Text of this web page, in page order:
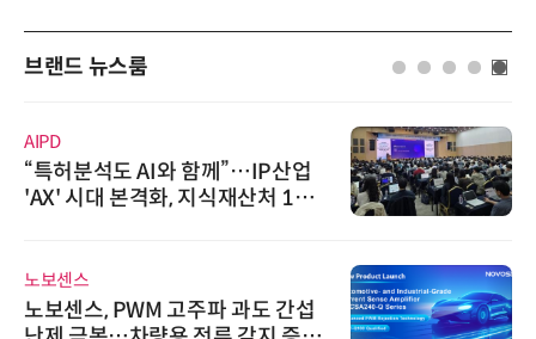
브랜드 뉴스룸
AIPD
“특허분석도 AI와 함께”…IP산업
'AX' 시대 본격화, 지식재산처 1호
노보센스
노보센스, PWM 고주파 과도 간섭